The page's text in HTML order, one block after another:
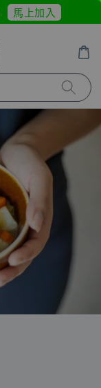
馬上加入